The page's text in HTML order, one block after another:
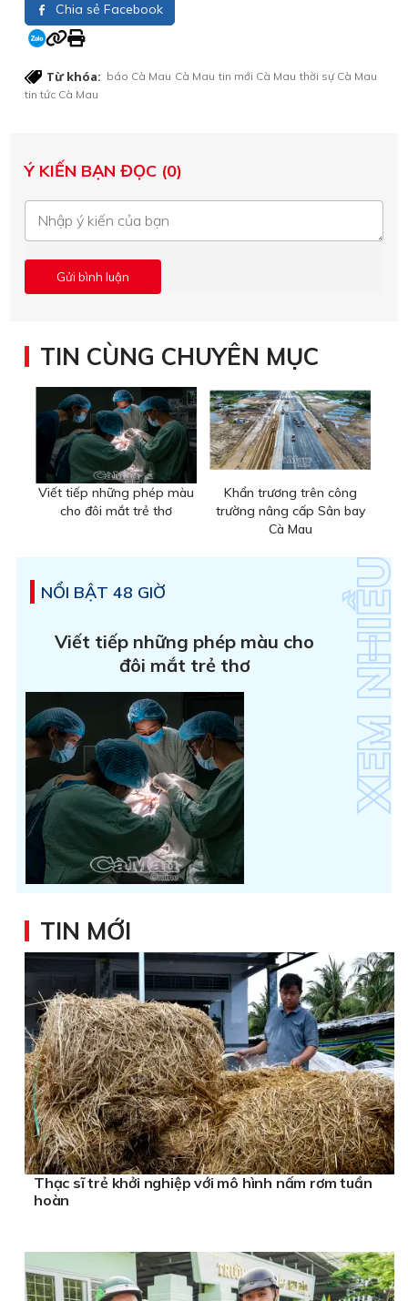
Chia sẻ Facebook
Từ khóa: báo Cà Mau Cà Mau tin mới Cà Mau thời sự Cà Mau
tin tức Cà Mau
Ý KIẾN BẠN ĐỌC (0)
TIN CÙNG CHUYÊN MỤC
Viết tiếp những phép màu
cho đôi mắt trẻ thơ
Khẩn trương trên công
trường nâng cấp Sân bay
Cà Mau
NỔI BẬT 48 GIỜ
Viết tiếp những phép màu cho
đôi mắt trẻ thơ
TIN MỚI
Thạc sĩ trẻ khởi nghiệp với mô hình nấm rơm tuần
hoàn